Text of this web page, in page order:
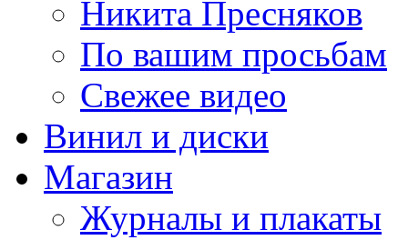
Никита Пресняков
По вашим просьбам
Свежее видео
Винил и диски
Магазин
Журналы и плакаты